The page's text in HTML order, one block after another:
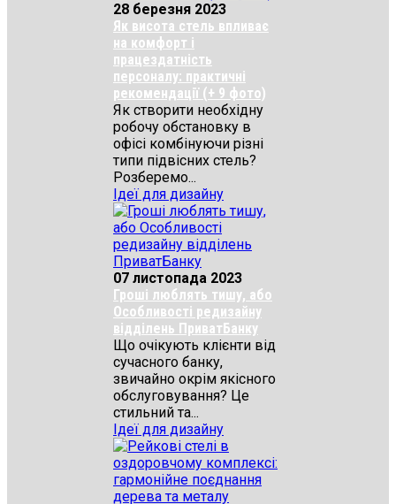
28 березня 2023
Як висота стель впливає
на комфорт і
працездатність
персоналу: практичні
рекомендації (+ 9 фото)
Як створити необхідну
робочу обстановку в
офісі комбінуючи різні
типи підвісних стель?
Розберемо...
Ідеї для дизайну
07 листопада 2023
Гроші люблять тишу, або
Особливості редизайну
відділень ПриватБанку
Що очікують клієнти від
сучасного банку,
звичайно окрім якісного
обслуговування? Це
стильний та...
Ідеї для дизайну